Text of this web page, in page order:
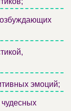
эмоций;